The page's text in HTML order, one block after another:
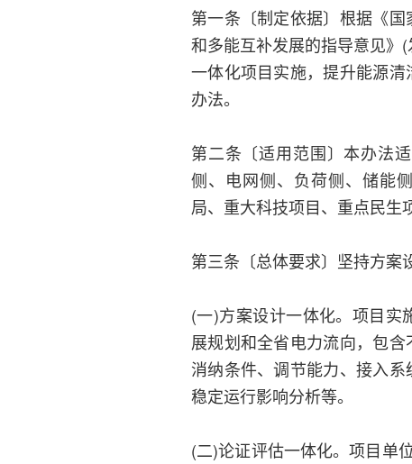
第一条〔制定依据〕根据《
和多能互补发展的指导意见》
一体化项目实施，提升能源
办法。
第二条〔适用范围〕本办法
侧、电网侧、负荷侧、储能
局、重大科技项目、重点民生
第三条〔总体要求〕坚持方案
(一)方案设计一体化。项目实
展规划和全省电力流向，包含
消纳条件、调节能力、接入
稳定运行影响分析等。
(二)论证评估一体化。项目单